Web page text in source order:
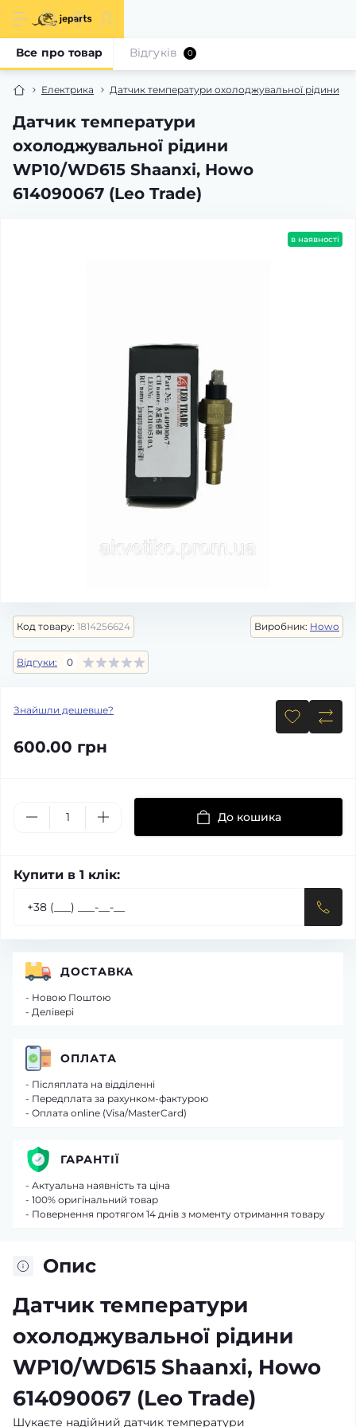
Електрика Датчик температури охолоджувальної рідини
Датчик температури
охолоджувальної рідини
WP10/WD615 Shaanxi, Howo
614090067 (Leo Trade)
Все про товар Відгуків 0
в наявності
Код товару: 1814256624 Виробник: Howo
Відгуки: 0
Знайшли дешевше?
600.00 грн
До кошика
Купити в 1 клік:
Опис
Датчик температури
охолоджувальної рідини
WP10/WD615 Shaanxi, Howo
614090067 (Leo Trade)
Шукаєте надійний датчик температури
ДОСТАВКА
- Новою Поштою
- Делівері
ОПЛАТА
- Післяплата на відділенні
- Передплата за рахунком-фактурою
- Оплата online (Visa/MasterCard)
ГАРАНТІЇ
- Актуальна наявність та ціна
- 100% оригінальний товар
- Повернення протягом 14 днів з моменту отримання товару